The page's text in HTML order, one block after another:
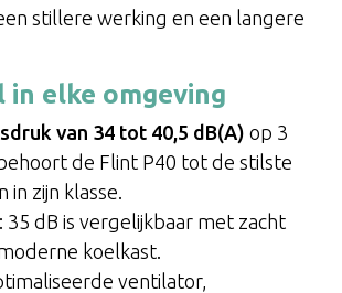
stillere werking en een langere
elke omgeving
van 34 tot 40,5 dB(A) op 3
de Flint P40 tot de stilste
zijn klasse.
35 dB is vergelijkbaar met zacht
koelkast.
ventilator,